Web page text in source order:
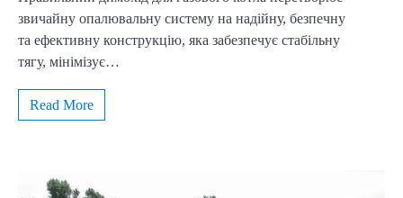
звичайну опалювальну систему на надійну, безпечну
та ефективну конструкцію, яка забезпечує стабільну
тягу, мінімізує…
Read More